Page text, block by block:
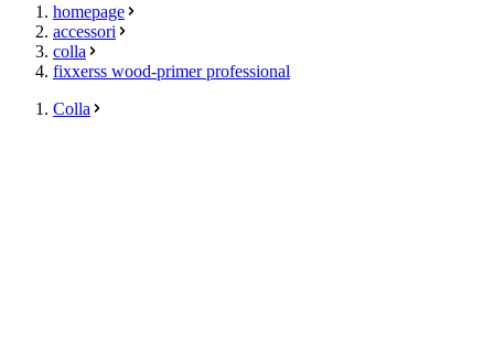
homepage
accessori
colla
fixxerss wood-primer professional
Colla